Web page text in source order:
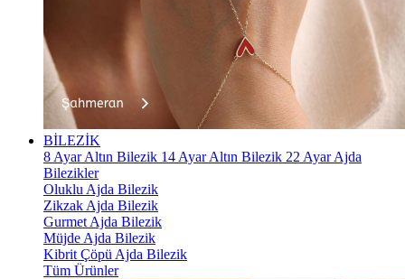
BİLEZİK
8 Ayar Altın Bilezik 14 Ayar Altın Bilezik 22 Ayar Ajda
Bilezikler
Oluklu Ajda Bilezik
Zikzak Ajda Bilezik
Gurmet Ajda Bilezik
Müjde Ajda Bilezik
Kibrit Çöpü Ajda Bilezik
Tüm Ürünler